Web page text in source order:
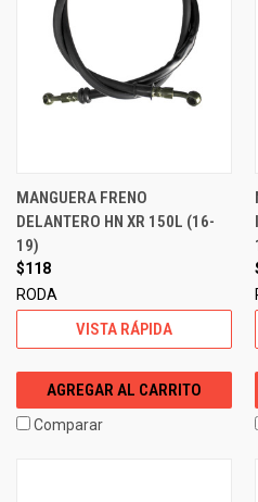
MANGUERA FRENO
DELANTERO HN XR 150L (16-
19)
$118
RODA
VISTA RÁPIDA
AGREGAR AL CARRITO
Comparar